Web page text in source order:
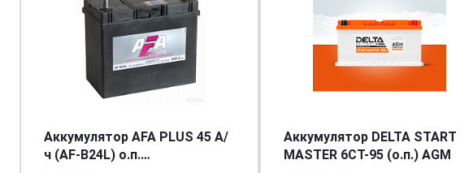
Аккумулятор AFA PLUS 45 А/
ч (AF-B24L) о.п.
Аккумулятор DELTA START
MASTER 6CT-95 (о.п.) AGM